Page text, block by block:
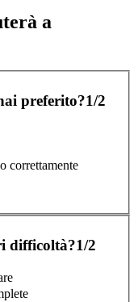
a
preferito?1/2
correttamente
difficoltà?1/2